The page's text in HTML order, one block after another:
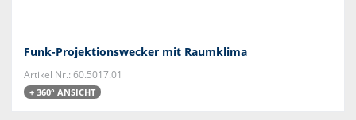
Funk-Projektionswecker mit Raumklima
Artikel Nr.: 60.5017.01
+ 360° ANSICHT